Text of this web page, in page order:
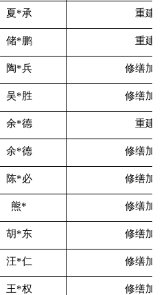
夏*承 重建
储*鹏 重建
陶*兵 修缮加固
吴*胜 修缮加固
余*德 重建
余*德 修缮加固
陈*必 修缮加固
熊* 修缮加固
胡*东 修缮加固
汪*仁 修缮加固
王*权 修缮加固